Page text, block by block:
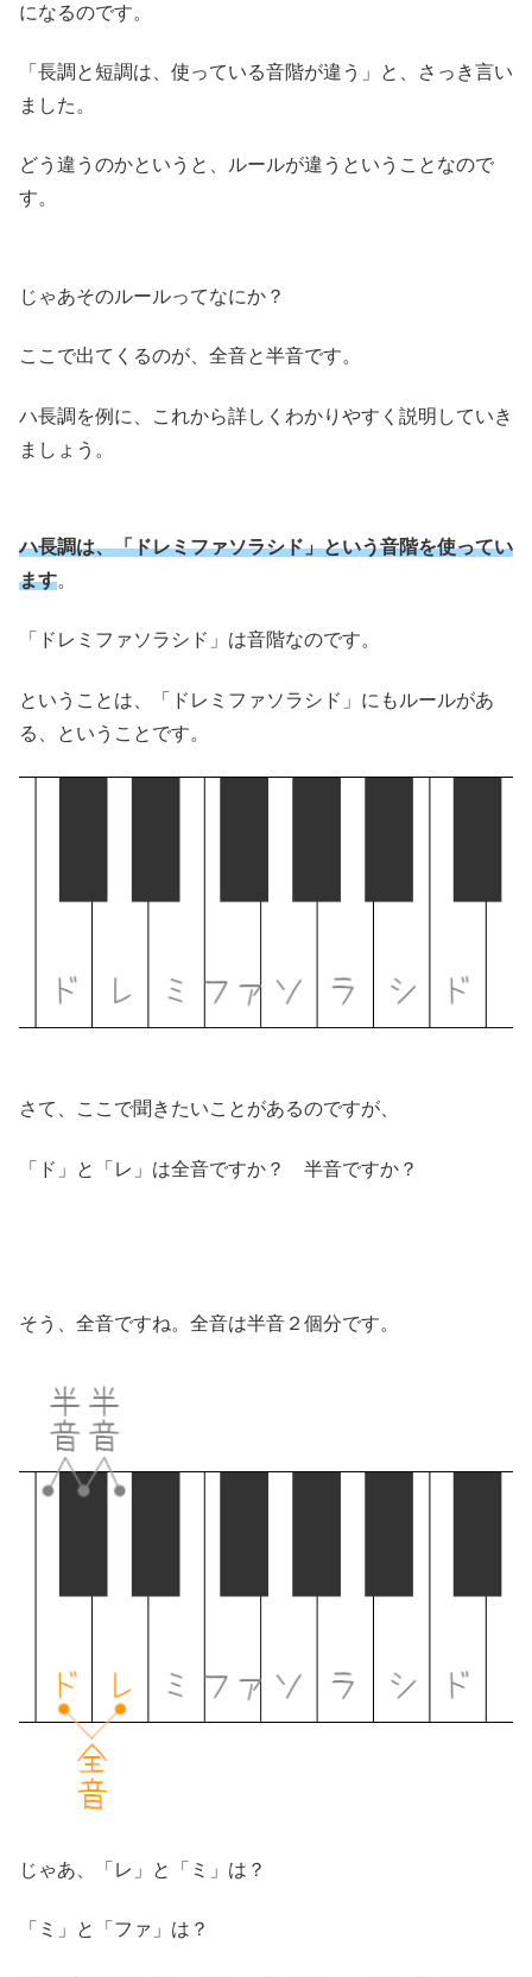
になるのです。
「長調と短調は、使っている音階が違う」と、さっき言い
ました。
どう違うのかというと、ルールが違うということなので
す。
じゃあそのルールってなにか？
ここで出てくるのが、全音と半音です。
ハ長調を例に、これから詳しくわかりやすく説明していき
ましょう。
ハ長調は、「ドレミファソラシド」という音階を使ってい
ます。
「ドレミファソラシド」は音階なのです。
ということは、「ドレミファソラシド」にもルールがあ
る、ということです。
さて、ここで聞きたいことがあるのですが、
「ド」と「レ」は全音ですか？ 半音ですか？
そう、全音ですね。全音は半音２個分です。
じゃあ、「レ」と「ミ」は？
「ミ」と「ファ」は？